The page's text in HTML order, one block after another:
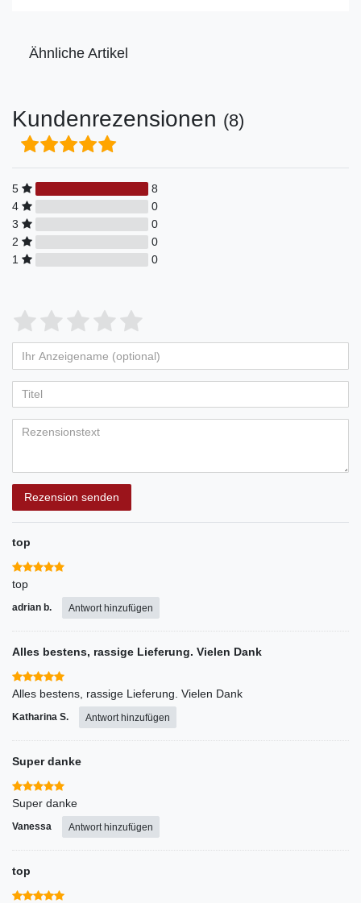
Ähnliche Artikel
Kundenrezensionen (8)
5
8
4
0
3
0
2
0
1
0
Bewertungssterne
von
5
Bewertungssternen
4
von
5
Bewertungssternen
3
von
5
Bewertungssternen
2
von
5
Bewertungssternen
1
von
5
Bewertungssternen
Anzeigename
(optional)
Rezension senden
top
top
adrian b. Antwort hinzufügen
Alles bestens, rassige Lieferung. Vielen Dank
Alles bestens, rassige Lieferung. Vielen Dank
Katharina S. Antwort hinzufügen
Super danke
Super danke
Vanessa Antwort hinzufügen
top